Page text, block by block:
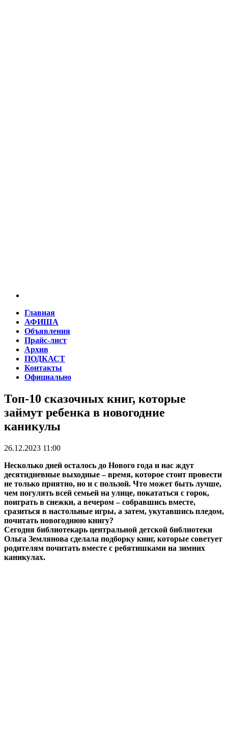
Главная
АФИША
Объявления
Прайс-лист
Архив
ПОДКАСТ
Контакты
Официально
Топ-10 сказочных книг, которые
займут ребенка в новогодние
каникулы
26.12.2023 11:00
Несколько дней осталось до Нового года и нас ждут
десятидневные выходные – время, которое стоит провести
не только приятно, но и с пользой. Что может быть лучше,
чем погулять всей семьей на улице, покататься с горок,
поиграть в снежки, а вечером – собравшись вместе,
сразиться в настольные игры, а затем, укутавшись пледом,
почитать новогоднюю книгу?
Сегодня библиотекарь центральной детской библиотеки
Ольга Землянова сделала подборку книг, которые советует
родителям почитать вместе с ребятишками на зимних
каникулах.